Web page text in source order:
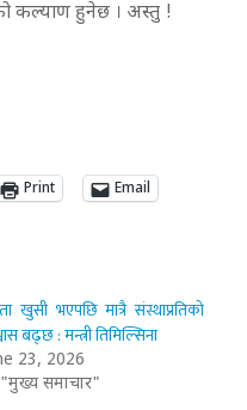
कल्याण हुनेछ । अस्तु !
Print Email
खुसी भएपछि मात्रै संस्थाप्रतिको
बढ्छ : मन्त्री तिमिल्सिना
23, 2026
समाचार"